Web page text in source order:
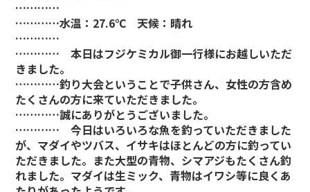
…………
…………水温：27.6℃ 天候：晴れ
…………
………… 本日はフジケミカル御一行様にお越しいただ
きました。
…………釣り大会ということで子供さん、女性の方含め
たくさんの方に来ていただきました。
…………誠にありがとうございました。
………… 今日はいろいろな魚を釣っていただきました
が、マダイやツバス、イサキはほとんどの方に釣ってい
ただきました。また大型の青物、シマアジもたくさん釣
れました。マダイは生ミック、青物はイワシ等に良くあ